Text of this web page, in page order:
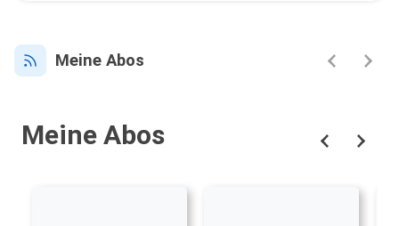
Meine Abos
Meine Abos